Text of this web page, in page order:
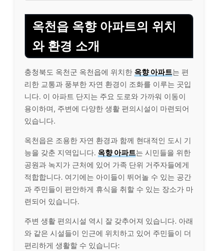
옥천읍 옥향 아파트의 위치
와 환경 소개
충청북도 옥천군 옥천읍에 위치한 옥향 아파트는 편
리한 교통과 풍부한 자연 환경이 조화를 이루는 곳입
니다. 이 아파트 단지는 주요 도로와 가까워 이동이
용이하며, 주변에 다양한 생활 편의시설이 마련되어
있습니다.
옥천읍은 조용한 자연 환경과 함께 현대적인 도시 기
능을 갖춘 지역입니다. 옥향 아파트는 시민들을 위한
공원과 녹지가 근처에 있어 가족 단위 거주자들에게
적합합니다. 여기에는 아이들이 뛰어놀 수 있는 공간
과 주민들이 편안하게 휴식을 취할 수 있는 장소가 마
련되어 있습니다.
주변 생활 편의시설 역시 잘 갖추어져 있습니다. 아래
와 같은 시설들이 인근에 위치하고 있어 주민들이 더
편리하게 생활할 수 있습니다: